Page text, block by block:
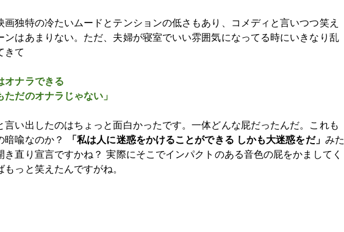
画独特の冷たいムードとテンションの低さもあり、コメディと言いつつ笑え
ンはあまりない。ただ、夫婦が寝室でいい雰囲気になってる時にいきなり乱
きて
オナラできる
ただのオナラじゃない」
言い出したのはちょっと面白かったです。一体どんな屁だったんだ。これも
暗喩なのか？
「私は人に迷惑をかけることができる しかも大迷惑をだ」 みた
き直り宣言ですかね？ 実際にそこでインパクトのある音色の屁をかましてく
もっと笑えたんですがね。